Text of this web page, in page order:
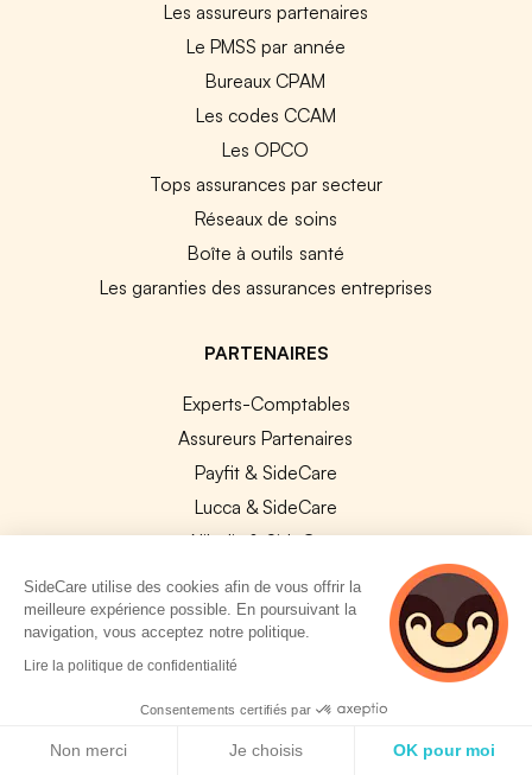
Les assureurs partenaires
Le PMSS par année
Bureaux CPAM
Les codes CCAM
Les OPCO
Tops assurances par secteur
Réseaux de soins
Boîte à outils santé
Les garanties des assurances entreprises
PARTENAIRES
Experts-Comptables
Assureurs Partenaires
Payfit & SideCare
Lucca & SideCare
Nibelis & SideCare
Livi & SideCare
Lianeli & SideCare
API & INTEGRATIONS
API SideCare
SideCare utilise des cookies afin de vous offrir la
meilleure expérience possible. En poursuivant la
navigation, vous acceptez notre politique.
Lire la politique de confidentialité
Consentements certifiés par
Non merci Je choisis OK pour moi
2 personnes
consultent
actuellement cette